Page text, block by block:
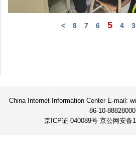
3
4
5
6
7
8
>
China Internet Information Center E-mail:
86-10-88828000
京ICP证 040089号 京公网安备